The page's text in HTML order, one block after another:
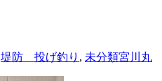
堤防 投げ釣り , 未分類宮川丸